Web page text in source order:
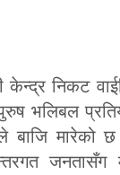
केन्द्र निकट
भलिबल
मारेको छ
जनतासँग